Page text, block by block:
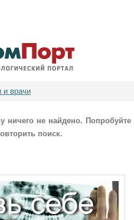
и врачи
ничего не найдено. Попробуйте
поиск.